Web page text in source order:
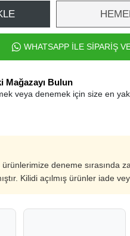
WHATSAPP İLE SİPARİŞ
Mağazayı Bulun
veya denemek için size en
deneme sırasında
Kilidi açılmış ürünler iade